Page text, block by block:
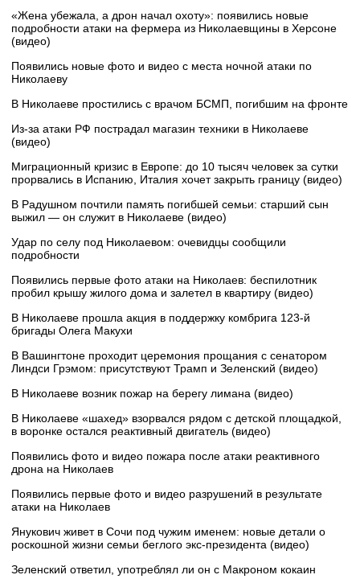
«Жена убежала, а дрон начал охоту»: появились новые
подробности атаки на фермера из Николаевщины в Херсоне
(видео)
Появились новые фото и видео с места ночной атаки по
Николаеву
В Николаеве простились с врачом БСМП, погибшим на фронте
Из-за атаки РФ пострадал магазин техники в Николаеве
(видео)
Миграционный кризис в Европе: до 10 тысяч человек за сутки
прорвались в Испанию, Италия хочет закрыть границу (видео)
В Радушном почтили память погибшей семьи: старший сын
выжил — он служит в Николаеве (видео)
Удар по селу под Николаевом: очевидцы сообщили
подробности
Появились первые фото атаки на Николаев: беспилотник
пробил крышу жилого дома и залетел в квартиру (видео)
В Николаеве прошла акция в поддержку комбрига 123-й
бригады Олега Макухи
В Вашингтоне проходит церемония прощания с сенатором
Линдси Грэмом: присутствуют Трамп и Зеленский (видео)
В Николаеве возник пожар на берегу лимана (видео)
В Николаеве «шахед» взорвался рядом с детской площадкой,
в воронке остался реактивный двигатель (видео)
Появились фото и видео пожара после атаки реактивного
дрона на Николаев
Появились первые фото и видео разрушений в результате
атаки на Николаев
Янукович живет в Сочи под чужим именем: новые детали о
роскошной жизни семьи беглого экс-президента (видео)
Зеленский ответил, употреблял ли он с Макроном кокаин